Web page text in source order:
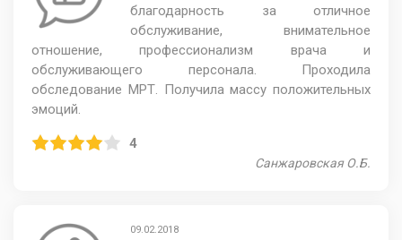
благодарность за отличное
обслуживание, внимательное
отношение, профессионализм врача и
обслуживающего персонала. Проходила
обследование МРТ. Получила массу положительных
эмоций.
4
Санжаровская О.Б.
09.02.2018